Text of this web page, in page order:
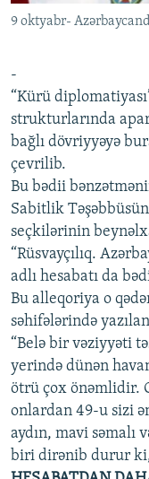
İZ - MƏDƏNIYYƏT
MATERIALLARIMIZDAN
BIZIMLƏ ƏLAQƏ
XƏBƏR
9 oktyabr-
-
“Kürü
strukturlarında
bağlı dövriyyəyə
çevrilib.
Bu bədii
Sabitlik
seçkilərinin
“Rüsvayçılıq.
adlı hesabatı da
Bu alleqoriya o
səhifələrində
“Belə bir vəziyyəti
yerində dünən
ötrü çox önəmlidir.
onlardan 49-u sizi
aydın, mavi səmalı
biri dirənib durur ki,